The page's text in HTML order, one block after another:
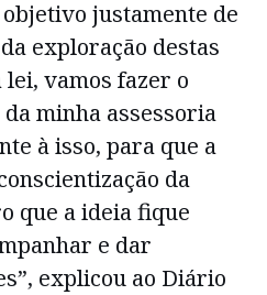
justamente de
exploração destas
vamos fazer o
minha assessoria
à isso, para que a
da
que a ideia fique
e dar
explicou ao Diário